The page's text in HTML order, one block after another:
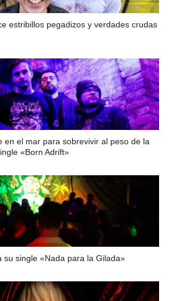
estribillos pegadizos y verdades crudas
en el mar para sobrevivir al peso de la
«Born Adrift»
su single «Nada para la Gilada»